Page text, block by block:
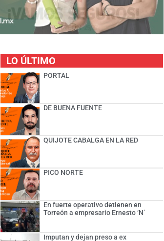
LO ÚLTIMO
PORTAL
DE BUENA FUENTE
QUIJOTE CABALGA EN LA RED
PICO NORTE
En fuerte operativo detienen en
Torreón a empresario Ernesto ‘N’
Imputan y dejan preso a ex